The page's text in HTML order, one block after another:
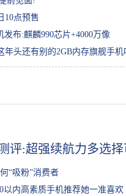
10点预售
发布:麒麟990芯片+4000万像
年头还有别的2GB内存旗舰手机
评:超强续航力多选
“吸粉”消费者
以内高素质手机推荐她一准喜欢